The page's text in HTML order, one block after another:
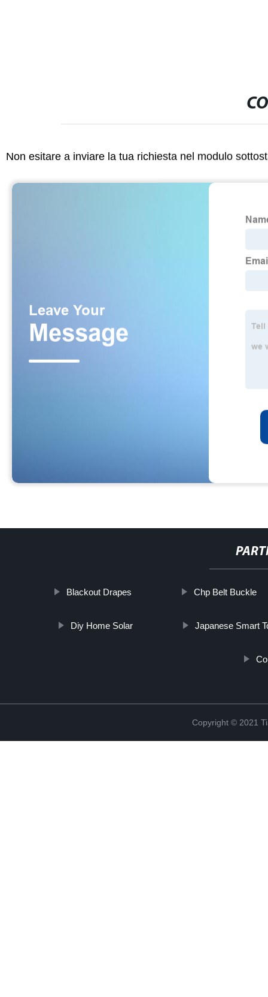
Non esitare a inviare la tua richiesta nel modulo
Blackout Drapes Chp Belt Buckle
Diy Home Solar Japanese Smart
Copyright © 2021